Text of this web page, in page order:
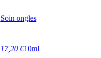
Soin ongles
17,20 €10ml